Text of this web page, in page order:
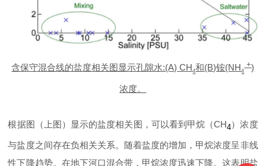
含保守混合线的盐度相关图显示孔隙水:(A) CH4和(B)铵(NH4
+)
浓度。
根据图（上图）显示的盐度相关图，可以看到甲烷（CH4）浓度
与盐度之间存在负相关关系。随着盐度的增加，甲烷浓度呈非线
性下降趋势。在地下河口混合带，甲烷浓度迅速下降。这表明盐